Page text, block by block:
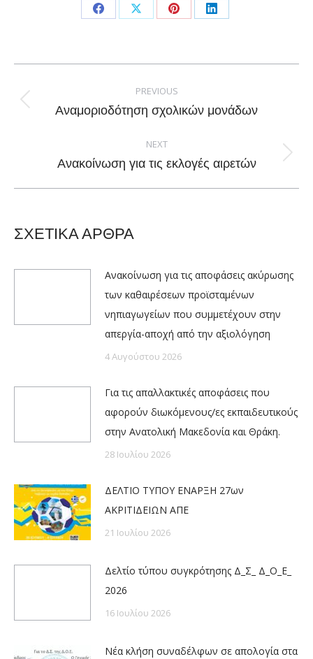
Share
Facebook
Share
X
Share
Pinterest
Share
LinkedIn
navigation
PREVIOUS
Previous
Αναμοριοδότηση σχολικών μονάδων
NEXT
Next
Ανακοίνωση για τις εκλογές αιρετών
ΣΧΕΤΙΚΑ ΑΡΘΡΑ
Ανακοίνωση για τις αποφάσεις ακύρωσης
των καθαιρέσεων προϊσταμένων
νηπιαγωγείων που συμμετέχουν στην
απεργία-αποχή από την αξιολόγηση
4 Αυγούστου 2026
Για τις απαλλακτικές αποφάσεις που
αφορούν διωκόμενους/ες εκπαιδευτικούς
στην Ανατολική Μακεδονία και Θράκη.
28 Ιουλίου 2026
ΔΕΛΤΙΟ ΤΥΠΟΥ ΕΝΑΡΞΗ 27ων
ΑΚΡΙΤΙΔΕΙΩΝ ΑΠΕ
21 Ιουλίου 2026
Δελτίο τύπου συγκρότησης Δ_Σ_ Δ_Ο_Ε_
2026
16 Ιουλίου 2026
Νέα κλήση συναδέλφων σε απολογία στα